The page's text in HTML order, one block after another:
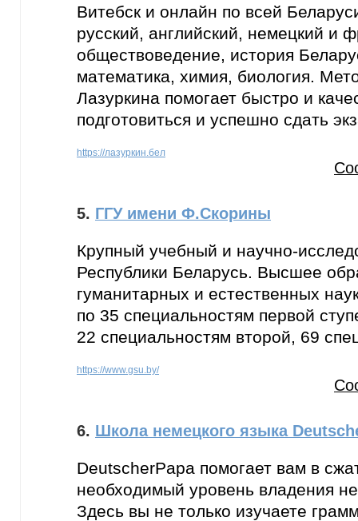
Витебск и онлайн по всей
русский, английский, немецкий и
обществоведение, история
математика, химия, биология.
Лазуркина помогает быстро и
подготовиться и успешно сдать
https://лазуркин.бел
5. ГГУ имени Ф.Скорины
Крупный учебный и научно-
Республики Беларусь. Высшее
гуманитарных и естественных
по 35 специальностям первой
22 специальностям второй, 69
https://www.gsu.by/
6. Школа немецкого языка
DeutscherPapa помогает вам в
необходимый уровень владения
Здесь вы не только изучаете